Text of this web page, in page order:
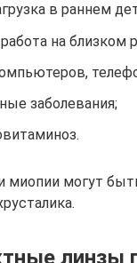
в раннем
на близком
заболевания;
могут
линзы